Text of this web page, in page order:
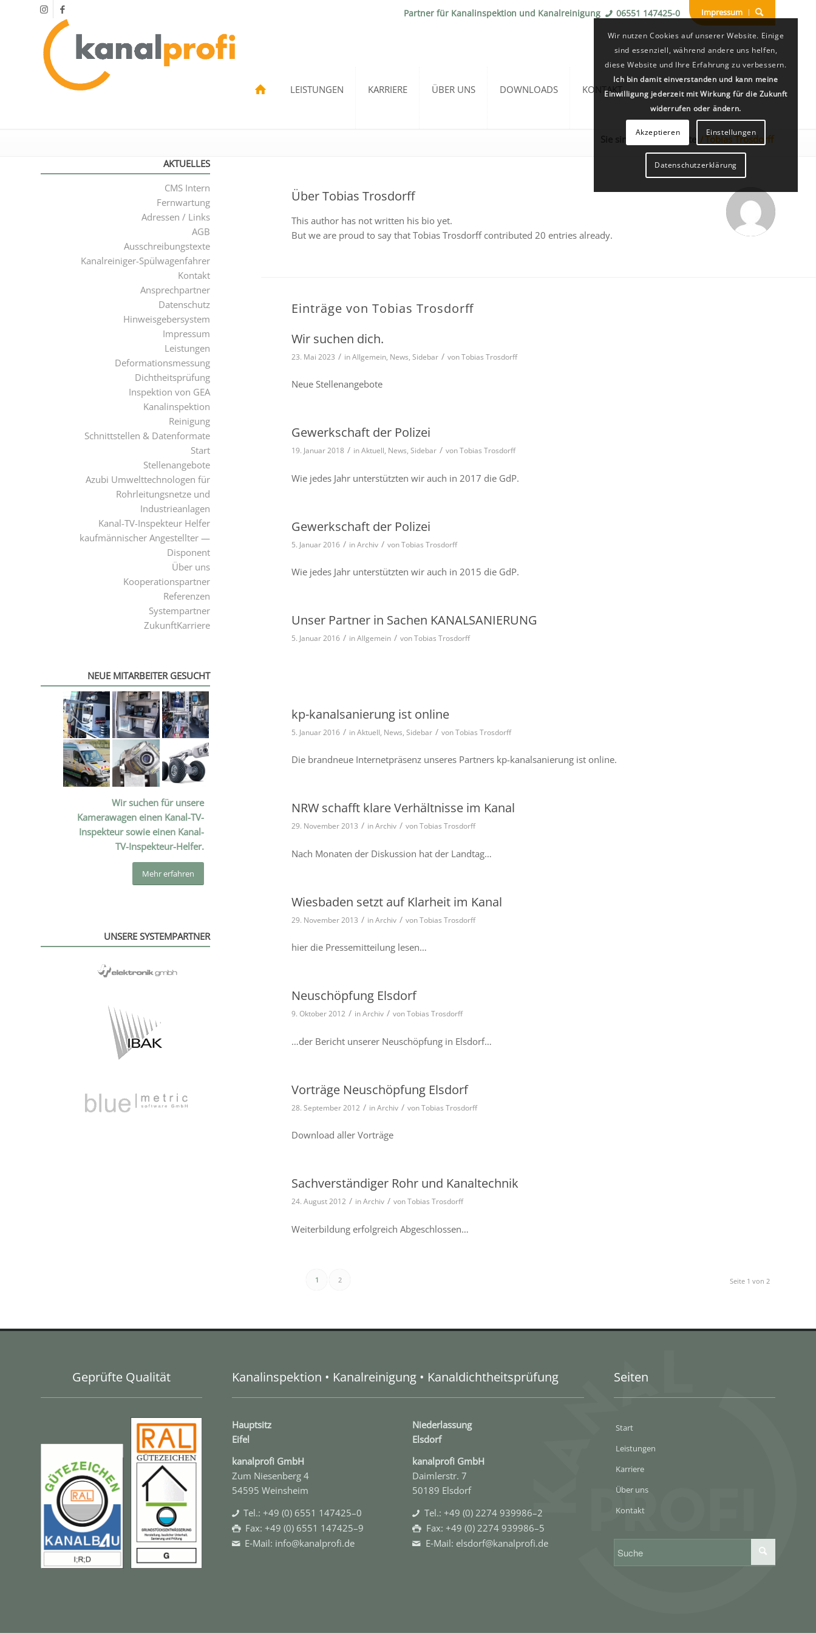
Impressum
Partner für Kanalinspektion und Kanalreinigung 06551 147425-0
LEISTUNGEN KARRIERE ÜBER UNS DOWNLOADS KONTAKT
/Tobias Trosdorff
ÜberTobias Trosdorff
This author has not written his bio yet.
But we are proud to say that Tobias Trosdorffcontributed 20 entries already.
Einträge von Tobias Trosdorff
Wir suchen dich.
23. Mai 2023 / inAllgemein, News, Sidebar / vonTobias Trosdorff
Neue Stellenangebote
Gewerkschaft der Polizei
19. Januar 2018 / inAktuell, News, Sidebar / vonTobias Trosdorff
Wie jedes Jahr unter­stütz­ten wir auch in 2017 die GdP.
Gewerkschaft der Polizei
5. Januar 2016 / inArchiv / vonTobias Trosdorff
Wie jedes Jahr unter­stütz­ten wir auch in 2015 die GdP.
Unser Partner in Sachen KANALSANIERUNG
5. Januar 2016 / inAllgemein / vonTobias Trosdorff
kp-kanalsanierung ist online
5. Januar 2016 / inAktuell, News, Sidebar / vonTobias Trosdorff
Die brand­neue Internetpräsenz unse­res Partners kp-kanal­sa­nie­rung ist online.
NRW schafft klare Verhältnisse im Kanal
29. November 2013 / inArchiv / vonTobias Trosdorff
Nach Monaten der Diskussion hat der Landtag…
Wiesbaden setzt auf Klarheit im Kanal
29. November 2013 / inArchiv / vonTobias Trosdorff
hier die Pressemitteilung lesen…
Neuschöpfung Elsdorf
9. Oktober 2012 / inArchiv / vonTobias Trosdorff
…der Bericht unse­rer Neuschöpfung in Elsdorf…
Vorträge Neuschöpfung Elsdorf
28. September 2012 / inArchiv / vonTobias Trosdorff
Download aller Vorträge
Sachverständiger Rohr und Kanaltechnik
24. August 2012 / inArchiv / vonTobias Trosdorff
Weiterbildung erfolg­reich Abgeschlossen…
Seite 1 von 2
1 2
AKTUELLES
CMS Intern
Fernwartung
Adressen / Links
AGB
Ausschreibungstexte
Kanalreiniger-Spülwagenfahrer
Kontakt
Ansprechpartner
Datenschutz
Hinweisgebersystem
Impressum
Leistungen
Deformationsmessung
Dichtheitsprüfung
Inspektion von GEA
Kanalinspektion
Reinigung
Schnittstellen & Datenformate
Start
Stellenangebote
Azubi Umwelttechnologen für
Rohrleitungsnetze und
Industrieanlagen
Kanal-TV-Inspekteur Helfer
kaufmännischer Angestellter —
Disponent
Über uns
Kooperationspartner
Referenzen
Systempartner
ZukunftKarriere
NEUE MITARBEITER GESUCHT
Wir suchen für unsere
Kamerawagen einen Kanal-TV-
Inspekteur sowie einen Kanal-
TV-Inspekteur-Helfer.
Mehr erfah­ren
UNSERE SYSTEMPARTNER
Geprüfte Qualität Kanalinspektion • Kanalreinigung • Kanaldichtheitsprüfung
Hauptsitz
Eifel
kanal­profi GmbH
Zum Niesenberg 4
54595 Weinsheim
Tel.: +49 (0) 6551 147425–0
Fax: +49 (0) 6551 147425–9
E‑Mail: info@kanalprofi.de
Niederlassung
Elsdorf
kanal­profi GmbH
Daimlerstr. 7
50189 Elsdorf
Tel.: +49 (0) 2274 939986–2
Fax: +49 (0) 2274 939986–5
E‑Mail: elsdorf@kanalprofi.de
Seiten
Start
Leistungen
Karriere
Über uns
Kontakt
Wir nutzen Cookies auf unserer Website. Einige
sind essenziell, während andere uns helfen,
diese Website und Ihre Erfahrung zu verbessern.
Ich bin damit einverstanden und kann meine
Einwilligung jederzeit mit Wirkung für die Zukunft
widerrufen oder ändern.
Akzeptieren Einstellungen
Datenschutzerklärung